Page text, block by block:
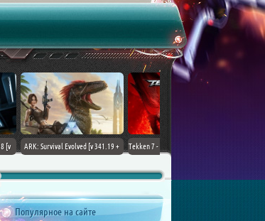
[v 341.19 +
Tekken 7 - Ultimate Edition [v 4.22
Chovka
Популярное на сайте